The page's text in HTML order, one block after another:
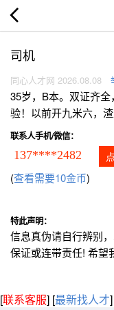
司机
同心人才网 2026.08.08
35岁，B本。双证齐
验！以前开九米六，
联系人手机/微信：
137****2482
(查看需要10金币)
特此声明：
信息真伪请自行辨别
保证或连带责任! 希望
[联系客服] [最新找人才]